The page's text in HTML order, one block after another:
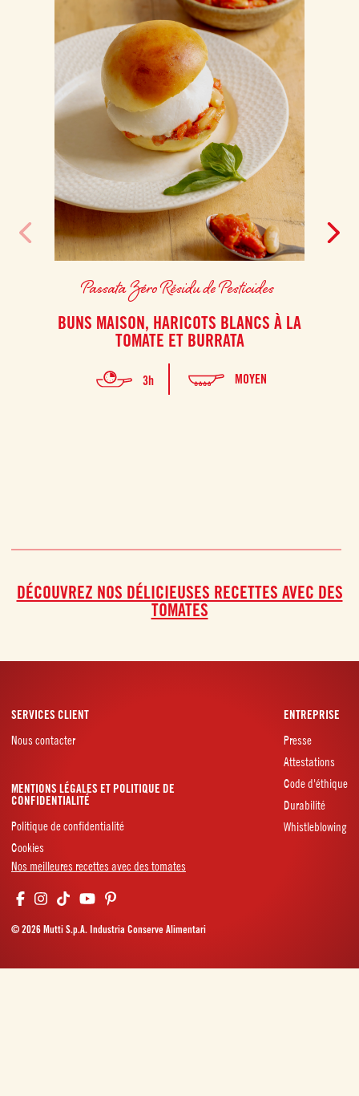
Passata Zéro Résidu de Pesticides
BUNS MAISON, HARICOTS BLANCS À LA
TOMATE ET BURRATA
3h MOYEN
DÉCOUVREZ NOS DÉLICIEUSES RECETTES AVEC DES
TOMATES
SERVICES CLIENT
Nous contacter
ENTREPRISE
Presse
Attestations
Code d'éthique
Durabilité
Whistleblowing
MENTIONS LÉGALES ET POLITIQUE DE
CONFIDENTIALITÉ
Politique de confidentialité
Cookies
Nos meilleures recettes avec des tomates
© 2026 Mutti S.p.A. Industria Conserve Alimentari